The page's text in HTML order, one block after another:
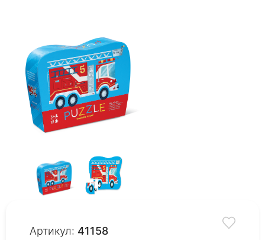
Артикул: 41158